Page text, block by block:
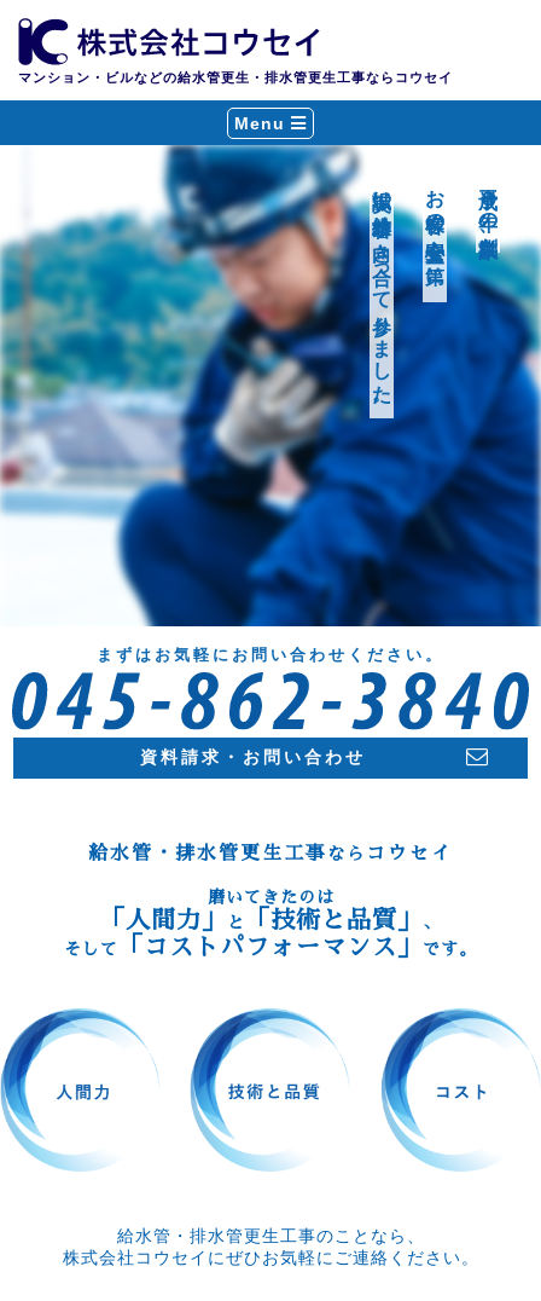
マンション・ビルなどの給水管更生・排水管更生工事ならコウセイ
Menu
平成８年の創業以来、
お客様の安心安全を第一に、
誠実に給排水管と向き合って参りました。
まずはお気軽にお問い合わせください。
資料請求・お問い合わせ
給水管・排水管更生工事 なら コウセイ
磨いてきたのは
「人間力」 と 「技術と品質」
、
そして
「コストパフォーマンス」 です。
給水管・排水管更生工事のことなら、
株式会社コウセイにぜひお気軽にご連絡ください。